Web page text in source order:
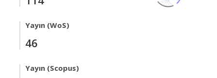
Yayın (WoS)
46
Yayın (Scopus)